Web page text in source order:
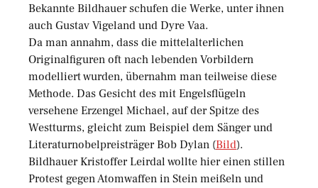
Bekannte Bildhauer schufen die Werke, unter ihnen
auch Gustav Vigeland und Dyre Vaa.
Da man annahm, dass die mittelalterlichen
Originalfiguren oft nach lebenden Vorbildern
modelliert wurden, übernahm man teilweise diese
Methode. Das Gesicht des mit Engelsflügeln
versehene Erzengel Michael, auf der Spitze des
Westturms, gleicht zum Beispiel dem Sänger und
Literaturnobelpreisträger Bob Dylan (Bild).
Bildhauer Kristoffer Leirdal wollte hier einen stillen
Protest gegen Atomwaffen in Stein meißeln und